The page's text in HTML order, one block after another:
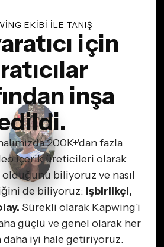
EKIBI ILE TANIŞ
için
inşa
200K+'dan fazla
içerik üreticileri olarak
biliyoruz ve nasıl
de biliyoruz: işbirlikçi,
Sürekli olarak Kapwing'i
güçlü ve genel olarak her
daha iyi hale getiriyoruz.